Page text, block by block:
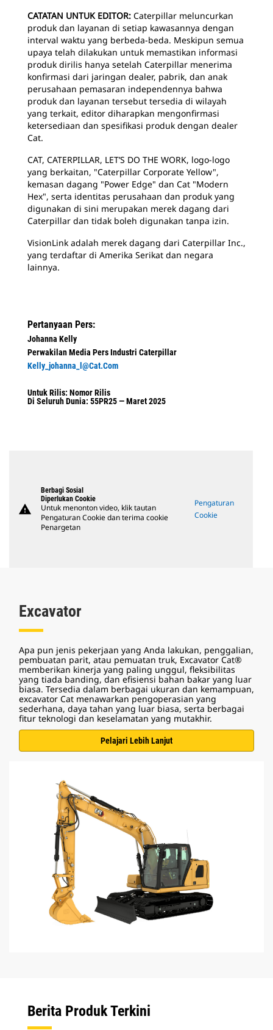
CATATAN UNTUK EDITOR: Caterpillar meluncurkan
produk dan layanan di setiap kawasannya dengan
interval waktu yang berbeda-beda. Meskipun semua
upaya telah dilakukan untuk memastikan informasi
produk dirilis hanya setelah Caterpillar menerima
konfirmasi dari jaringan dealer, pabrik, dan anak
perusahaan pemasaran independennya bahwa
produk dan layanan tersebut tersedia di wilayah
yang terkait, editor diharapkan mengonfirmasi
ketersediaan dan spesifikasi produk dengan dealer
Cat.
CAT, CATERPILLAR, LET’S DO THE WORK, logo-logo
yang berkaitan, "Caterpillar Corporate Yellow",
kemasan dagang "Power Edge" dan Cat "Modern
Hex", serta identitas perusahaan dan produk yang
digunakan di sini merupakan merek dagang dari
Caterpillar dan tidak boleh digunakan tanpa izin.
VisionLink adalah merek dagang dari Caterpillar Inc.,
yang terdaftar di Amerika Serikat dan negara
lainnya.
Pertanyaan Pers:
Johanna Kelly
Perwakilan Media Pers Industri Caterpillar
Kelly_johanna_l@cat.com
Untuk Rilis: Nomor Rilis
Di Seluruh Dunia: 55PR25 — Maret 2025
warning
Berbagi Sosial
Diperlukan Cookie
Untuk menonton video, klik tautan
Pengaturan Cookie dan terima cookie
Penargetan
Pengaturan
Cookie
Excavator
Apa pun jenis pekerjaan yang Anda lakukan, penggalian,
pembuatan parit, atau pemuatan truk, Excavator Cat®
memberikan kinerja yang paling unggul, fleksibilitas
yang tiada banding, dan efisiensi bahan bakar yang luar
biasa. Tersedia dalam berbagai ukuran dan kemampuan,
excavator Cat menawarkan pengoperasian yang
sederhana, daya tahan yang luar biasa, serta berbagai
fitur teknologi dan keselamatan yang mutakhir.
Pelajari Lebih Lanjut
Berita Produk Terkini